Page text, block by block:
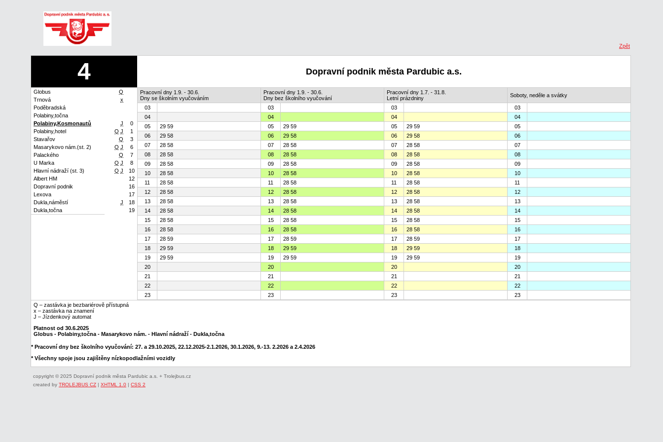
Zpět
4 Dopravní podnik města Pardubic a.s.
Globus
Q
Trnová
x
Poděbradská
Polabiny,točna
Polabiny,Kosmonautů
J
0
Polabiny,hotel
Q J
1
Stavařov
Q
3
Masarykovo nám.(st. 2)
Q J
6
Palackého
Q
7
U Marka
Q J
8
Hlavní nádraží (st. 3)
Q J
10
Albert HM
12
Dopravní podnik
16
Lexova
17
Dukla,náměstí
J
18
Dukla,točna
19
Pracovní dny 1.9. - 30.6.
Dny se školním vyučováním
Pracovní dny 1.9. - 30.6.
Dny bez školního vyučování
Pracovní dny 1.7. - 31.8.
Letní prázdniny
Soboty, neděle a svátky
03 03 03
03
04
04 04
04
05
29 59 05 29 59 05 29 59
05
06
29 58 06 29 58 06 29 58
06
07
28 58 07 28 58 07 28 58
07
08
28 58 08 28 58 08 28 58
08
09
28 58 09 28 58 09 28 58
09
10
28 58 10 28 58 10 28 58
10
11
28 58 11 28 58 11 28 58
11
12
28 58 12 28 58 12 28 58
12
13
28 58 13 28 58 13 28 58
13
14
28 58 14 28 58 14 28 58
14
15
28 58 15 28 58 15 28 58
15
16
28 58 16 28 58 16 28 58
16
17
28 59 17 28 59 17 28 59
17
18
29 59 18 29 59 18 29 59
18
19
29 59 19 29 59 19 29 59
19
20
20 20
20
21
21 21
21
22
22 22
22
23
23 23
23
Q – zastávka je bezbariérově přístupná
x – zastávka na znamení
J – Jízdenkový automat
Platnost od 30.6.2025
Globus - Polabiny,točna - Masarykovo nám. - Hlavní nádraží - Dukla,točna
* Pracovní dny bez školního vyučování: 27. a 29.10.2025, 22.12.2025-2.1.2026, 30.1.2026, 9.-13. 2.2026 a 2.4.2026
* Všechny spoje jsou zajištěny nízkopodlažními vozidly
copyright © 2025 Dopravní podnik města Pardubic a.s. + Trolejbus.cz
created by TROLEJBUS CZ | XHTML 1.0 | CSS 2